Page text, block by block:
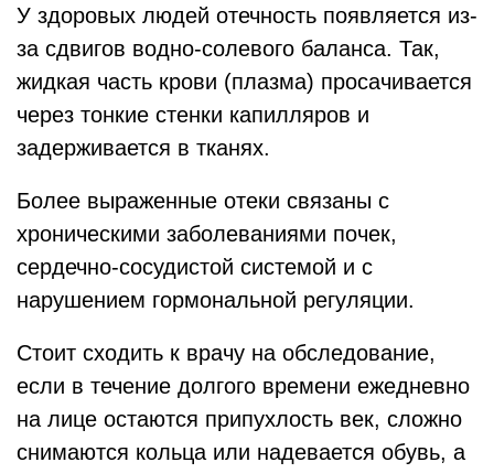
У здоровых людей отечность появляется из-
за сдвигов водно-солевого баланса. Так,
жидкая часть крови (плазма) просачивается
через тонкие стенки капилляров и
задерживается в тканях.
Более выраженные отеки связаны с
хроническими заболеваниями почек,
сердечно-сосудистой системой и с
нарушением гормональной регуляции.
Стоит сходить к врачу на обследование,
если в течение долгого времени ежедневно
на лице остаются припухлость век, сложно
снимаются кольца или надевается обувь, а